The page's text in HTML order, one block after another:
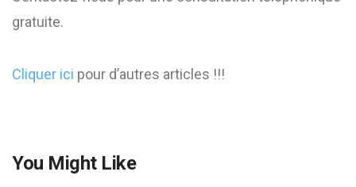
gratuite.
Cliquer ici pour d’autres articles !!!
You Might Like